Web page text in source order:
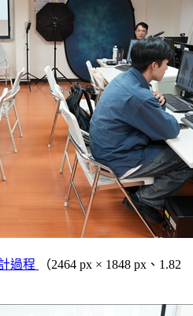
過程
（2464 px × 1848 px、1.82